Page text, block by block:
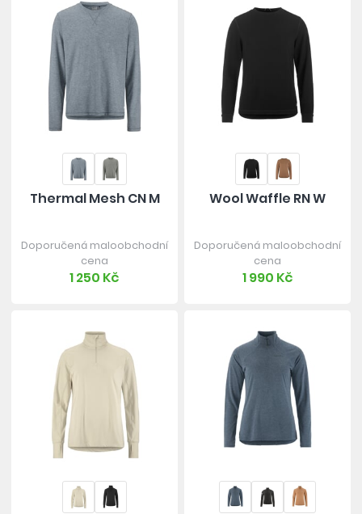
Thermal Mesh CN M
Doporučená maloobchodní
cena
1 250 Kč
Wool Waffle RN W
Doporučená maloobchodní
cena
1 990 Kč